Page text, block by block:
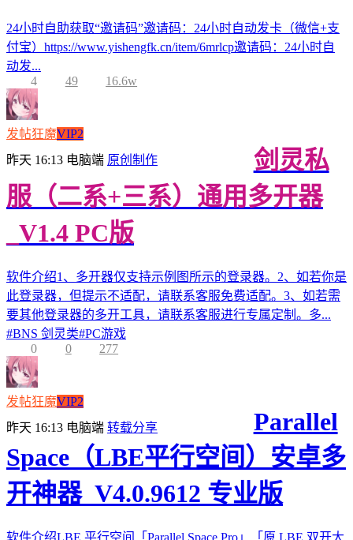
24小时自助获取“邀请码”邀请码：24小时自动发卡（微信+支
付宝）https://www.yishengfk.cn/item/6mrlcp邀请码：24小时自
动发...
4
49 16.6w
发帖狂魔VIP2
昨天 16:13 电脑端 原创制作
剑灵私
服（二系+三系）通用多开器
_V1.4 PC版
软件介绍1、多开器仅支持示例图所示的登录器。2、如若你是
此登录器，但提示不适配，请联系客服免费适配。3、如若需
要其他登录器的多开工具，请联系客服进行专属定制。多...
#BNS 剑灵类#PC游戏
0
0 277
发帖狂魔VIP2
昨天 16:13 电脑端 转载分享
Parallel
Space（LBE平行空间）安卓多
开神器_V4.0.9612 专业版
软件介绍LBE 平行空间「Parallel Space Pro」「原 LBE 双开大